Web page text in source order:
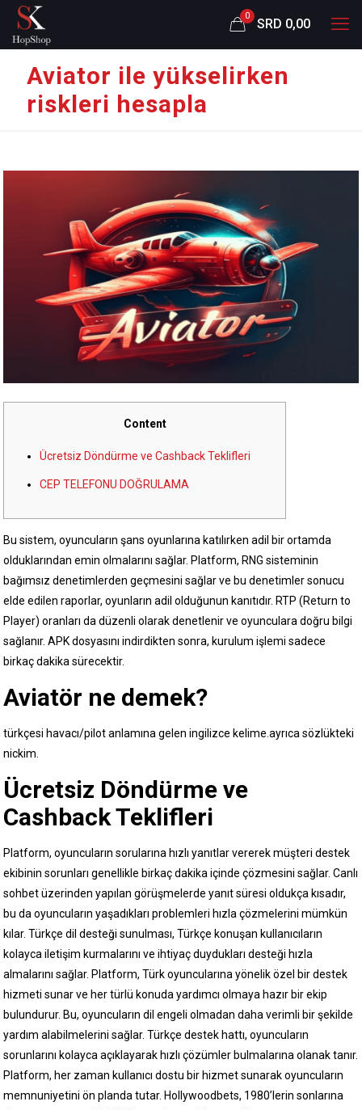
0
SRD 0,00
Aviator ile yükselirken
riskleri hesapla
Content
Ücretsiz Döndürme ve Cashback Teklifleri
CEP TELEFONU DOĞRULAMA
Bu sistem, oyuncuların şans oyunlarına katılırken adil bir ortamda
olduklarından emin olmalarını sağlar. Platform, RNG sisteminin
bağımsız denetimlerden geçmesini sağlar ve bu denetimler sonucu
elde edilen raporlar, oyunların adil olduğunun kanıtıdır. RTP (Return to
Player) oranları da düzenli olarak denetlenir ve oyunculara doğru bilgi
sağlanır. APK dosyasını indirdikten sonra, kurulum işlemi sadece
birkaç dakika sürecektir.
Aviatör ne demek?
türkçesi havacı/pilot anlamına gelen ingilizce kelime.ayrıca sözlükteki
nickim.
Ücretsiz Döndürme ve
Cashback Teklifleri
Platform, oyuncuların sorularına hızlı yanıtlar vererek müşteri destek
ekibinin sorunları genellikle birkaç dakika içinde çözmesini sağlar. Canlı
sohbet üzerinden yapılan görüşmelerde yanıt süresi oldukça kısadır,
bu da oyuncuların yaşadıkları problemleri hızla çözmelerini mümkün
kılar. Türkçe dil desteği sunulması, Türkçe konuşan kullanıcıların
kolayca iletişim kurmalarını ve ihtiyaç duydukları desteği hızla
almalarını sağlar. Platform, Türk oyuncularına yönelik özel bir destek
hizmeti sunar ve her türlü konuda yardımcı olmaya hazır bir ekip
bulundurur. Bu, oyuncuların dil engeli olmadan daha verimli bir şekilde
yardım alabilmelerini sağlar. Türkçe destek hattı, oyuncuların
sorunlarını kolayca açıklayarak hızlı çözümler bulmalarına olanak tanır.
Platform, her zaman kullanıcı dostu bir hizmet sunarak oyuncuların
memnuniyetini ön planda tutar. Hollywoodbets, 1980’lerin sonlarına